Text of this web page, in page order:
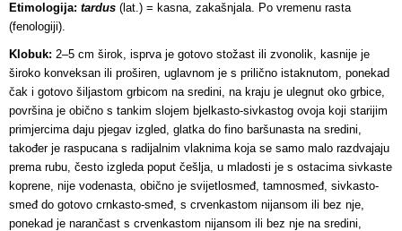
Etimologija: tardus (lat.) = kasna, zakašnjala. Po vremenu rasta
(fenologiji).
Klobuk: 2–5 cm širok, isprva je gotovo stožast ili zvonolik, kasnije je
široko konveksan ili proširen, uglavnom je s prilično istaknutom, ponekad
čak i gotovo šiljastom grbicom na sredini, na kraju je ulegnut oko grbice,
površina je obično s tankim slojem bjelkasto-sivkastog ovoja koji starijim
primjercima daju pjegav izgled, glatka do fino baršunasta na sredini,
također je raspucana s radijalnim vlaknima koja se samo malo razdvajaju
prema rubu, često izgleda poput češlja, u mladosti je s ostacima sivkaste
koprene, nije vodenasta, obično je svijetlosmeđ, tamnosmeđ, sivkasto-
smeđ do gotovo crnkasto-smeđ, s crvenkastom nijansom ili bez nje,
ponekad je narančast s crvenkastom nijansom ili bez nje na sredini,